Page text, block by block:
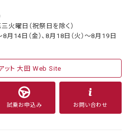
火曜日（祝祭日を除く）
月14日（金）、8月18日（火）〜8月19日
ット 大田 Web Site
試乗お申込み お問い合わせ